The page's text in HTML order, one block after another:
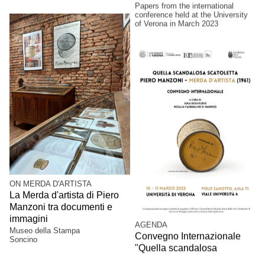
Papers from the international
conference held at the University
of Verona in March 2023
ON MERDA D'ARTISTA
La Merda d'artista di Piero
Manzoni tra documenti e
immagini
Museo della Stampa
Soncino
AGENDA
Convegno Internazionale
"Quella scandalosa